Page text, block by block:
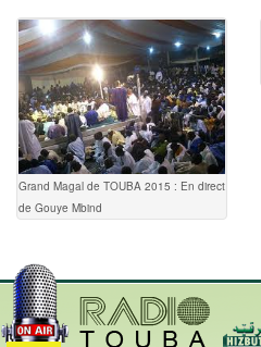
Grand Magal de TOUBA 2015 : En direct
de Gouye Mbind